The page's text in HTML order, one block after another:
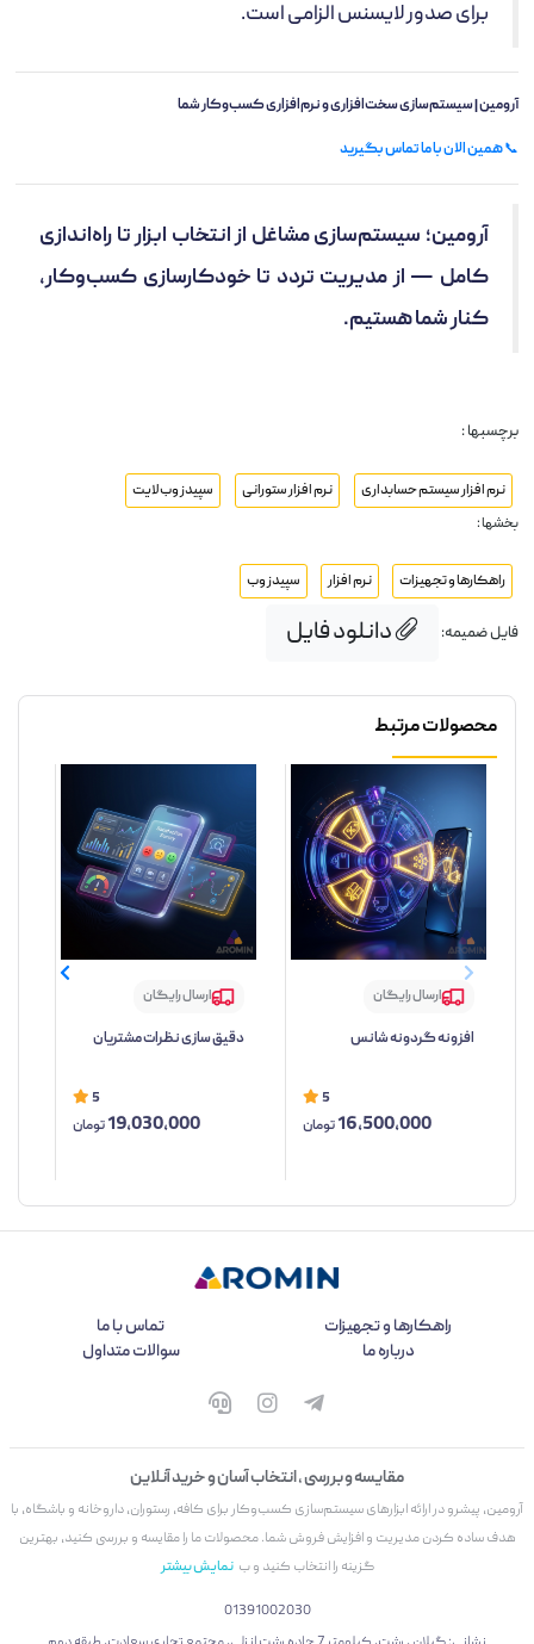
برای صدور لایسنس الزامی است.
آرومین | سیستم‌سازی سخت‌افزاری و نرم‌افزاری کسب‌وکار شما
📞همین الان با ما تماس بگیرید
آرومین؛ سیستم‌سازی مشاغل از انتخاب ابزار تا راه‌اندازی
کامل — از مدیریت تردد تا خودکارسازی کسب‌وکار،
کنار شما هستیم.
برچسبها :
نرم افزار سیستم حسابداری نرم افزار ستورانی
سپیدز وب لایت
بخشها :
راهکارها و تجهیزات نرم افزار سپیدز وب
فایل ضمیمه: دانلود فایل
محصولات مرتبط
ارسال رایگان
افزونه گردونه شانس
5
16,500,000تومان
ارسال رایگان
دقیق سازی نظرات مشتریان
5
19,030,000تومان
راهکارها و تجهیزات
تماس با ما
درباره ما
سوالات متداول
مقایسه و بررسی ، انتخاب آسان و خرید آنلاین
آرومین، پیشرو در ارائه ابزارهای سیستم‌سازی کسب‌وکار برای کافه، رستوران، داروخانه و باشگاه، با
هدف ساده کردن مدیریت و افزایش فروش شما. محصولات ما را مقایسه و بررسی کنید، بهترین
گزینه را انتخاب کنید و ب نمایش بیشتر
01391002030